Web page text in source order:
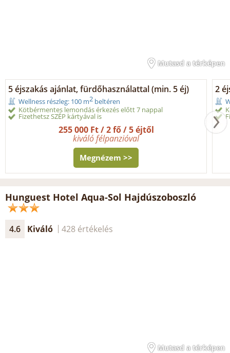
Mutasd a térképen
5 éjszakás ajánlat, fürdőhasználattal (min. 5 éj)
Wellness részleg: 100 m2 beltéren
Kötbérmentes lemondás érkezés előtt 7 nappal
Fizethetsz SZÉP kártyával is
255 000 Ft / 2 fő / 5 éjtől
kiváló félpanzióval
Megnézem >>
2
Hunguest Hotel Aqua-Sol Hajdúszoboszló
4.6 Kiváló 428 értékelés
Mutasd a térképen